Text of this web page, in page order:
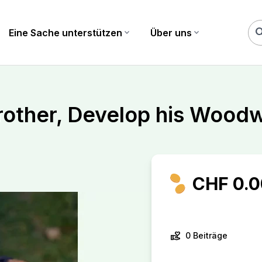
Eine Sache unterstützen expand_more Über uns expand_more
Develop his
CHF
volunteer_activism 0 Beiträge